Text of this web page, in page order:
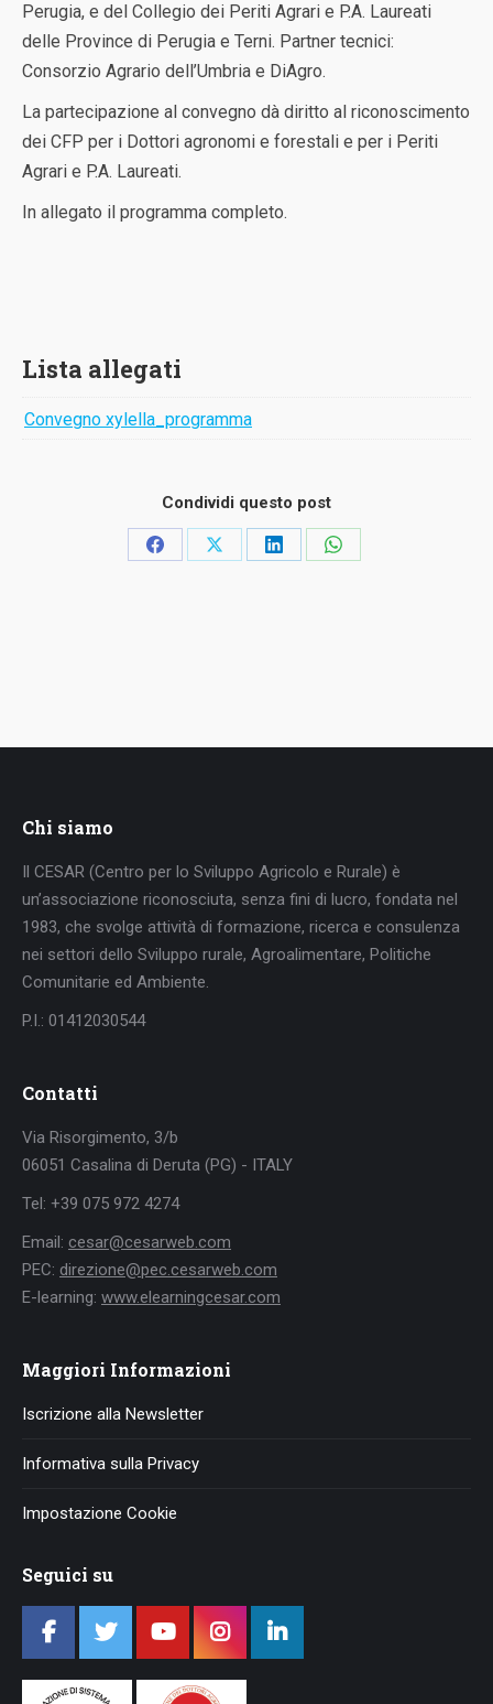
Perugia, e del Collegio dei Periti Agrari e P.A. Laureati
delle Province di Perugia e Terni. Partner tecnici:
Consorzio Agrario dell’Umbria e DiAgro.
La partecipazione al convegno dà diritto al riconoscimento
dei CFP per i Dottori agronomi e forestali e per i Periti
Agrari e P.A. Laureati.
In allegato il programma completo.
Lista allegati
Convegno xylella_programma
Condividi questo post
CondividiCondividiCondividiCondividi
Chi siamo
Il CESAR (Centro per lo Sviluppo Agricolo e Rurale) è
un’associazione riconosciuta, senza fini di lucro, fondata nel
1983, che svolge attività di formazione, ricerca e consulenza
nei settori dello Sviluppo rurale, Agroalimentare, Politiche
Comunitarie ed Ambiente.
P.I.: 01412030544
Contatti
Via Risorgimento, 3/b
06051 Casalina di Deruta (PG) - ITALY
Tel: +39 075 972 4274
Email: cesar@cesarweb.com
PEC: direzione@pec.cesarweb.com
E-learning: www.elearningcesar.com
Maggiori Informazioni
Iscrizione alla Newsletter
Informativa sulla Privacy
Impostazione Cookie
Seguici su